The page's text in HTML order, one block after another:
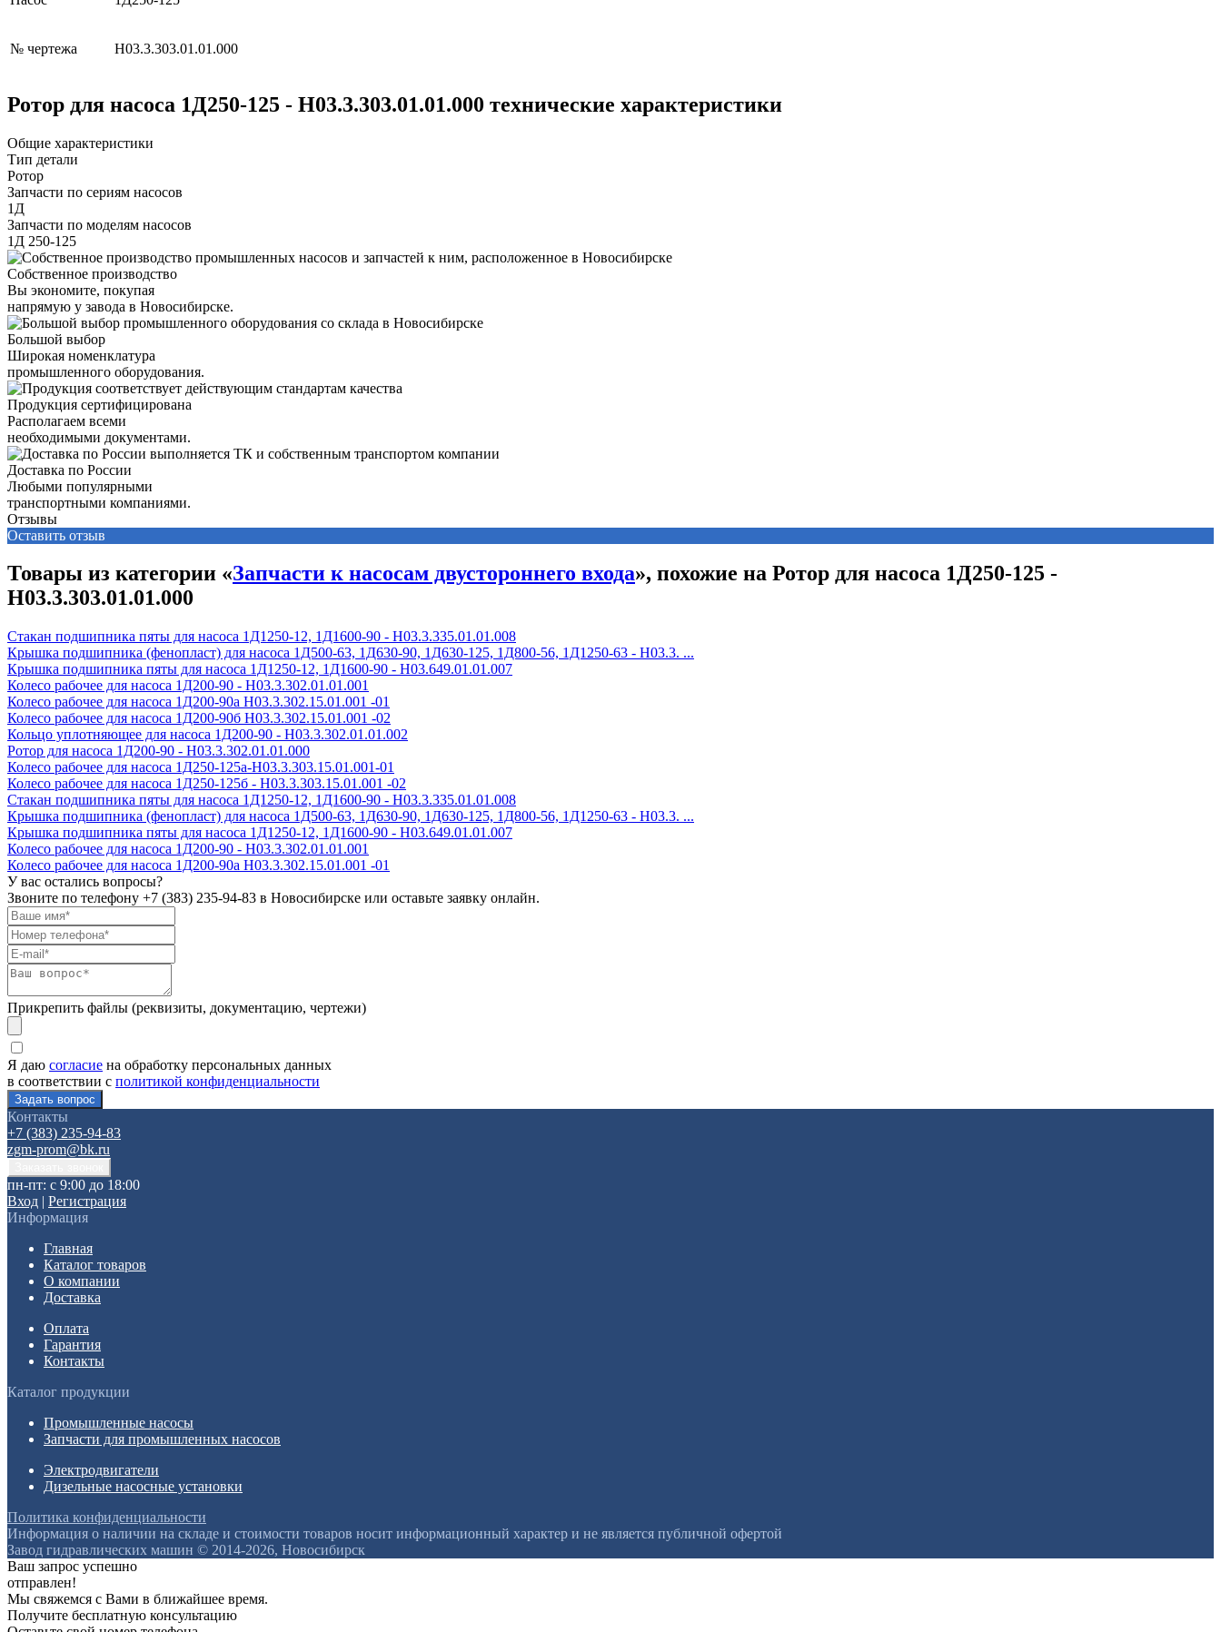
№ чертежа Н03.3.303.01.01.000
Ротор для насоса 1Д250-125 - Н03.3.303.01.01.000 технические характеристики
Общие характеристики
Тип детали
Ротор
Запчасти по сериям насосов
1Д
Запчасти по моделям насосов
1Д 250-125
Собственное производство
Вы экономите, покупая
напрямую у завода в Новосибирске.
Большой выбор
Широкая номенклатура
промышленного оборудования.
Продукция сертифицирована
Располагаем всеми
необходимыми документами.
Доставка по России
Любыми популярными
транспортными компаниями.
Отзывы
Оставить отзыв
Товары из категории «Запчасти к насосам двустороннего входа», похожие на Ротор для насоса 1Д250-125 -
Н03.3.303.01.01.000
Стакан подшипника пяты для насоса 1Д1250-12, 1Д1600-90 - Н03.3.335.01.01.008
Крышка подшипника (фенопласт) для насоса 1Д500-63, 1Д630-90, 1Д630-125, 1Д800-56, 1Д1250-63 - Н03.3. ...
Крышка подшипника пяты для насоса 1Д1250-12, 1Д1600-90 - Н03.649.01.01.007
Колесо рабочее для насоса 1Д200-90 - H03.3.302.01.01.001
Колесо рабочее для насоса 1Д200-90а H03.3.302.15.01.001 -01
Колесо рабочее для насоса 1Д200-90б H03.3.302.15.01.001 -02
Кольцо уплотняющее для насоса 1Д200-90 - Н03.3.302.01.01.002
Ротор для насоса 1Д200-90 - Н03.3.302.01.01.000
Колесо рабочее для насоса 1Д250-125а-Н03.3.303.15.01.001-01
Колесо рабочее для насоса 1Д250-125б - Н03.3.303.15.01.001 -02
Стакан подшипника пяты для насоса 1Д1250-12, 1Д1600-90 - Н03.3.335.01.01.008
Крышка подшипника (фенопласт) для насоса 1Д500-63, 1Д630-90, 1Д630-125, 1Д800-56, 1Д1250-63 - Н03.3. ...
Крышка подшипника пяты для насоса 1Д1250-12, 1Д1600-90 - Н03.649.01.01.007
Колесо рабочее для насоса 1Д200-90 - H03.3.302.01.01.001
Колесо рабочее для насоса 1Д200-90а H03.3.302.15.01.001 -01
У вас остались вопросы?
Звоните по телефону +7 (383) 235-94-83 в Новосибирске или оставьте заявку онлайн.
Прикрепить файлы (реквизиты, документацию, чертежи)
Я даю согласие на обработку персональных данных
в соответствии с политикой конфиденциальности
Контакты
+7 (383) 235-94-83
zgm-prom@bk.ru
пн-пт: с 9:00 до 18:00
Вход | Регистрация
Информация
Главная
Каталог товаров
О компании
Доставка
Оплата
Гарантия
Контакты
Каталог продукции
Промышленные насосы
Запчасти для промышленных насосов
Электродвигатели
Дизельные насосные установки
Политика конфиденциальности
Информация о наличии на складе и стоимости товаров носит информационный характер и не является публичной офертой
Завод гидравлических машин © 2014-2026, Новосибирск
Ваш запрос успешно
отправлен!
Мы свяжемся с Вами в ближайшее время.
Получите бесплатную консультацию